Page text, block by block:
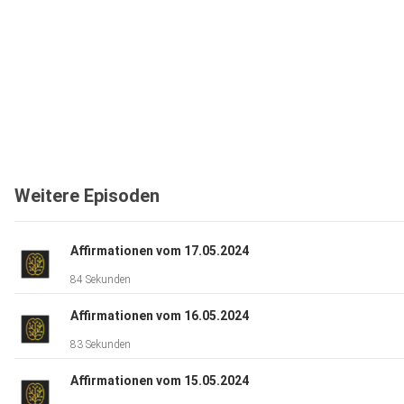
Weitere Episoden
Affirmationen vom 17.05.2024
84 Sekunden
Affirmationen vom 16.05.2024
83 Sekunden
Affirmationen vom 15.05.2024